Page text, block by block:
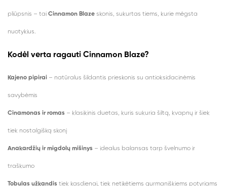
pliūpsnis – tai Cinnamon Blaze skonis, sukurtas tiems, kurie mėgsta
nuotykius.
Kodėl verta ragauti Cinnamon Blaze?
Kajeno pipirai – natūralus šildantis prieskonis su antioksidacinėmis
savybėmis
Cinamonas ir romas – klasikinis duetas, kuris sukuria šiltą, kvapnų ir šiek
tiek nostalgišką skonį
Anakardžių ir migdolų mišinys – idealus balansas tarp švelnumo ir
traškumo
Tobulas užkandis tiek kasdienai, tiek netikėtiems gurmaniškiems potyriams